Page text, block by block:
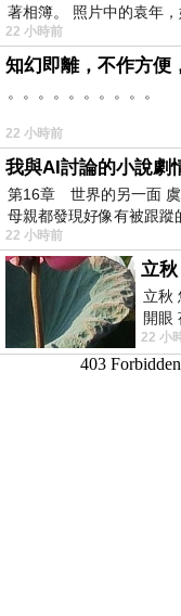
著相簿。 照片中的袁年
22 小時前
知幻即離，不作方便
。。。。。。。。。。
22 小時前
我與AI討論的小說劇
第16章 世界的另一面 虞
母親都發現好像有被跟蹤
22 小時前
立秋
立秋
開眼
望 風
22 小